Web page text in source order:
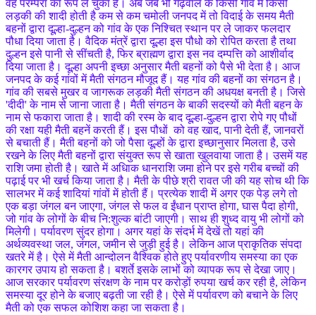
वह परम्परा का रूप ले चुका है। अब जब भी गढ़वाल के किसी गांव में किसी
लड़की की शादी होती है कम से कम चमोली जनपद में तो विदाई के समय मैती
बहनों द्वारा दूल्हा-दुल्हन को गांव के एक निश्चित स्थान पर ले जाकर फलदार
पौधा दिया जाता है। वैदिक मंत्रें द्वारा दूल्हा इस पौधो को रोपित करता है तथा
दुल्हन इसे पानी से सींचती है, फिर ब्राह्मण द्वारा इस नव दम्पत्ति को आशीर्वाद
दिया जाता है। दूल्हा अपनी इच्छा अनुसार मैती बहनों को पैसे भी देता है। आज
जनपद के कई गांवों में मैती संगठन मौजूद हैं। यह गांव की बहनों का संगठन है।
गांव की सबसे मुखर व जागरूक लड़की मैती संगठन की अधयक्ष बनती है। जिसे
'दीदी' के नाम से जाना जाता है। मैती संगठन के बाकी सदस्यों को मैती बहन के
नाम से फकारा जाता है। शादी की रस्म के बाद दूल्हा-दुल्हन द्वारा रोपे गए पौधों
की रक्षा यही मैती बहनें करती हैं। इस पौधों को वह खाद, पानी देती हैं, जानवरों
से बचाती हैं। मैती बहनों को जो पैसा दूल्हों के द्वारा इच्छानुसार मिलता है, उसे
रखने के लिए मैती बहनों द्वारा संयुक्त रूप से खाता खुलवाया जाता है। उसमें यह
राशि जमा होती है। खाते में अधिाक धानराशि जमा होने पर इसे गरीब बच्चों की
पढ़ाई पर भी खर्च किया जाता है। मैती के पीछे श्री रावत जी की यह सोच थी कि
सालभर में कई शादियां गांवों में होती हैं। प्रत्येक शादी में अगर एक पेड़ लगे तो
एक बड़ा जंगल बन जाएगा, जंगल से फल व ईंधान प्राप्त होगा, घास पैदा होगी,
जो गांव के लोगों के बीच नि:शुल्क बांटी जाएगी। साथ ही शुध्द वायु भी लोगों को
मिलेगी। पर्यावरण सुंदर होगा। अगर यहां के संदर्भ में देखें तो यहां की
अर्थव्यवस्था जल, जंगल, जमीन से जुड़ी हुई है। लेकिन आज प्राकृतिक संपदा
खतरे में है। ऐसे में मैती आन्दोलन वैश्विक होते हुए पर्यावरणीय समस्या का एक
कारगर उपाय हो सकता है। बशर्ते इसके लाभों को व्यापक रूप से देखा जाए।
आज सरकार पर्यावरण संरक्षण के नाम पर करोड़ों रुपया खर्च कर रही है, लेकिन
समस्या दूर होने के बजाए बढ़ती जा रही है। ऐसे में पर्यावरण को बचाने के लिए
मैती को एक सफल कोशिश कहा जा सकता है।